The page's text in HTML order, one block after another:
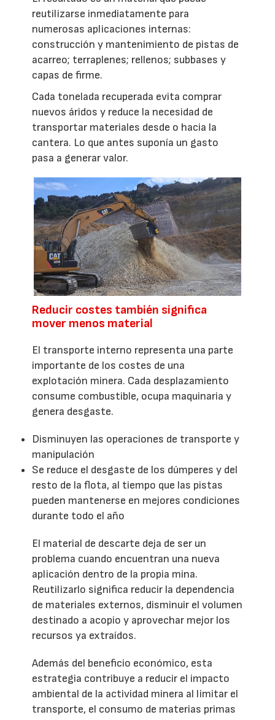
reutilizarse inmediatamente para
numerosas aplicaciones internas:
construcción y mantenimiento de pistas de
acarreo; terraplenes; rellenos; subbases y
capas de firme.
Cada tonelada recuperada evita comprar
nuevos áridos y reduce la necesidad de
transportar materiales desde o hacia la
cantera. Lo que antes suponía un gasto
pasa a generar valor.
Reducir costes también significa
mover menos material
El transporte interno representa una parte
importante de los costes de una
explotación minera. Cada desplazamiento
consume combustible, ocupa maquinaria y
genera desgaste.
Disminuyen las operaciones de transporte y
manipulación
Se reduce el desgaste de los dúmperes y del
resto de la flota, al tiempo que las pistas
pueden mantenerse en mejores condiciones
durante todo el año
El material de descarte deja de ser un
problema cuando encuentran una nueva
aplicación dentro de la propia mina.
Reutilizarlo significa reducir la dependencia
de materiales externos, disminuir el volumen
destinado a acopio y aprovechar mejor los
recursos ya extraídos.
Además del beneficio económico, esta
estrategia contribuye a reducir el impacto
ambiental de la actividad minera al limitar el
transporte, el consumo de materias primas